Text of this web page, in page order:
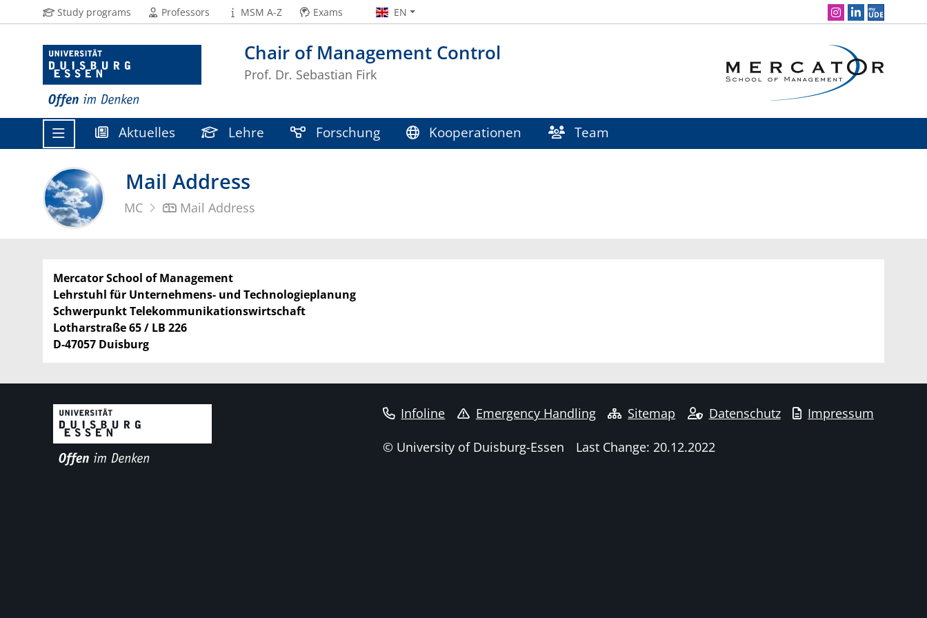
Chair of Management Control
Prof. Dr. Sebastian Firk
Study programs Professors MSM A-Z Exams EN Social Media Navigation
Aktuelles Lehre Forschung Kooperationen Team
Mail Address
MC Mail Address
Mercator School of Management
Lehrstuhl für Unternehmens- und Technologieplanung
Schwerpunkt Telekommunikationswirtschaft
Lotharstraße 65 / LB 226
D-47057 Duisburg
Infoline Emergency Handling Sitemap Datenschutz Impressum
© University of Duisburg-Essen Last Change: 20.12.2022